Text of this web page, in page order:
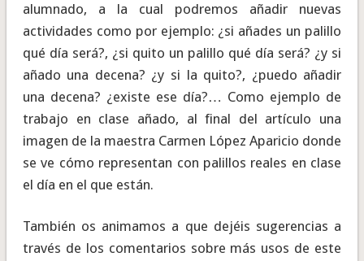
alumnado, a la cual podremos añadir nuevas
actividades como por ejemplo: ¿si añades un palillo
qué día será?, ¿si quito un palillo qué día será? ¿y si
añado una decena? ¿y si la quito?, ¿puedo añadir
una decena? ¿existe ese día?… Como ejemplo de
trabajo en clase añado, al final del artículo una
imagen de la maestra Carmen López Aparicio donde
se ve cómo representan con palillos reales en clase
el día en el que están.
También os animamos a que dejéis sugerencias a
través de los comentarios sobre más usos de este